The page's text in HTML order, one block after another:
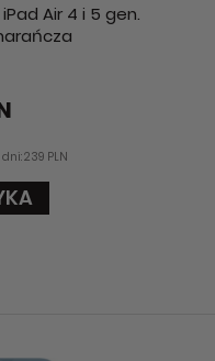
Air 4 i 5 gen.
239 PLN